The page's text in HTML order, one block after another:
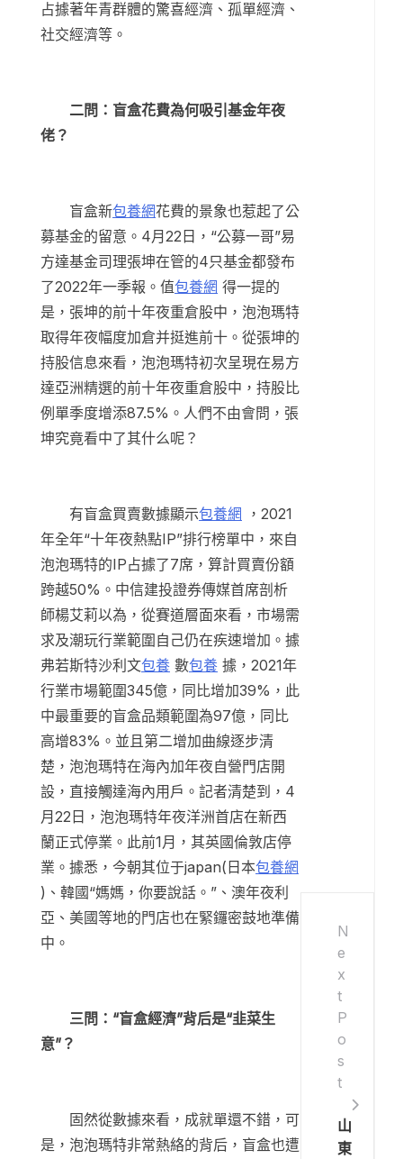
占據著年青群體的驚喜經濟、孤單經濟、
社交經濟等。
二問：盲盒花費為何吸引基金年夜
佬？
盲盒新包養網花費的景象也惹起了公
募基金的留意。4月22日，“公募一哥”易
方達基金司理張坤在管的4只基金都發布
了2022年一季報。值包養網 得一提的
是，張坤的前十年夜重倉股中，泡泡瑪特
取得年夜幅度加倉并挺進前十。從張坤的
持股信息來看，泡泡瑪特初次呈現在易方
達亞洲精選的前十年夜重倉股中，持股比
例單季度增添87.5%。人們不由會問，張
坤究竟看中了其什么呢？
有盲盒買賣數據顯示包養網 ，2021
年全年“十年夜熱點IP”排行榜單中，來自
泡泡瑪特的IP占據了7席，算計買賣份額
跨越50%。中信建投證券傳媒首席剖析
師楊艾莉以為，從賽道層面來看，市場需
求及潮玩行業範圍自己仍在疾速增加。據
弗若斯特沙利文包養 數包養 據，2021年
行業市場範圍345億，同比增加39%，此
中最重要的盲盒品類範圍為97億，同比
高增83%。並且第二增加曲線逐步清
楚，泡泡瑪特在海內加年夜自營門店開
設，直接觸達海內用戶。記者清楚到，4
月22日，泡泡瑪特年夜洋洲首店在新西
蘭正式停業。此前1月，其英國倫敦店停
業。據悉，今朝其位于japan(日本包養網
)、韓國“媽媽，你要說話。”、澳年夜利
亞、美國等地的門店也在緊鑼密鼓地準備
中。
三問：“盲盒經濟”背后是“韭菜生
意”？
固然從數據來看，成就單還不錯，可
是，泡泡瑪特非常熱絡的背后，盲盒也遭
N
e
x
t
P
o
s
t
山
東